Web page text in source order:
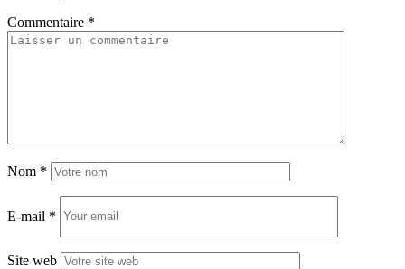
Commentaire *
Nom *
E-mail *
Site web